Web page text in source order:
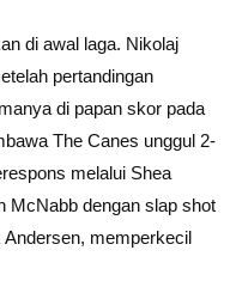
di awal laga. Nikolaj
pertandingan
di papan skor pada
The Canes unggul 2-
melalui Shea
McNabb dengan slap shot
memperkecil